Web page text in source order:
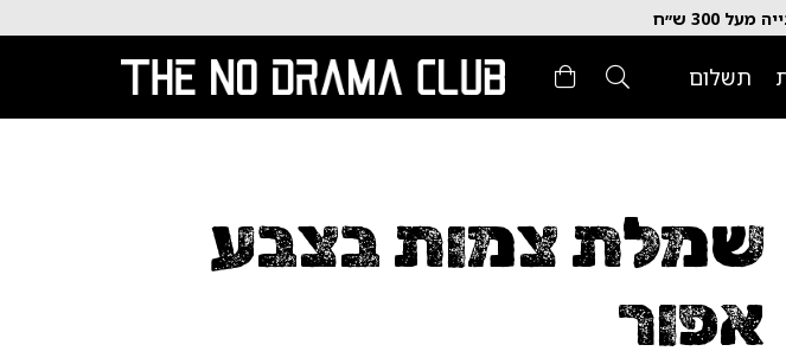
300 ש״ח
תשלום
שמלת צמות בצבע
אפור